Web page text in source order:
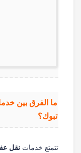
ما الفرق بين
تبوك؟
تتمتع خدمات نقل